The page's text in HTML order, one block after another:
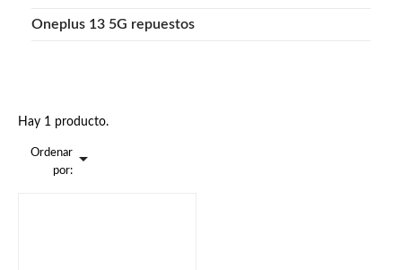
Oneplus 13 5G repuestos
Hay 1 producto.
Ordenar
por:
